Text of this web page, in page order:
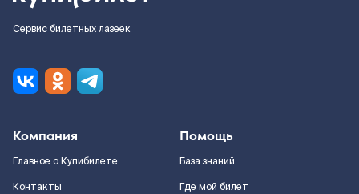
Сервис билетных лазеек
Компания
Главное о Купибилете
Контакты
Помощь
База знаний
Где мой билет